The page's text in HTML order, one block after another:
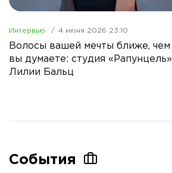
Интервью 4 июня 2026 23:10
Волосы вашей мечты ближе, чем
вы думаете: студия «Рапунцель»
Лилии Бальц
События